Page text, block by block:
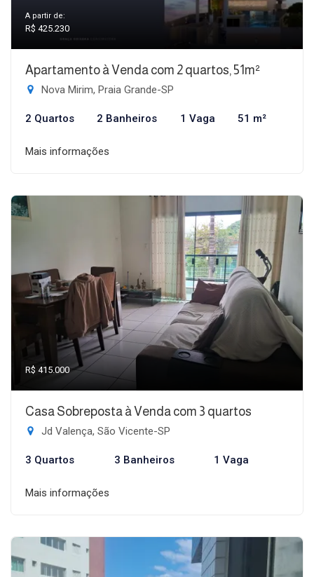
A partir de:
R$ 425.230
Apartamento à Venda com 2 quartos, 51m²
Nova Mirim, Praia Grande-SP
2 Quartos 2 Banheiros 1 Vaga 51 m²
Mais informações
R$ 415.000
Casa Sobreposta à Venda com 3 quartos
Jd Valença, São Vicente-SP
3 Quartos 3 Banheiros 1 Vaga
Mais informações